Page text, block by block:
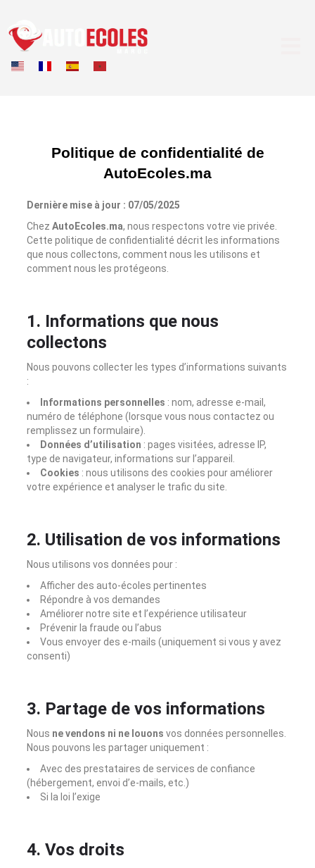
Politique de confidentialité de
AutoEcoles.ma
Dernière mise à jour : 07/05/2025
Chez AutoEcoles.ma, nous respectons votre vie privée.
Cette politique de confidentialité décrit les informations
que nous collectons, comment nous les utilisons et
comment nous les protégeons.
1. Informations que nous
collectons
Nous pouvons collecter les types d’informations suivants
:
Informations personnelles : nom, adresse e-mail,
numéro de téléphone (lorsque vous nous contactez ou
remplissez un formulaire).
Données d’utilisation : pages visitées, adresse IP,
type de navigateur, informations sur l’appareil.
Cookies : nous utilisons des cookies pour améliorer
votre expérience et analyser le trafic du site.
2. Utilisation de vos informations
Nous utilisons vos données pour :
Afficher des auto-écoles pertinentes
Répondre à vos demandes
Améliorer notre site et l’expérience utilisateur
Prévenir la fraude ou l’abus
Vous envoyer des e-mails (uniquement si vous y avez
consenti)
3. Partage de vos informations
Nous ne vendons ni ne louons vos données personnelles.
Nous pouvons les partager uniquement :
Avec des prestataires de services de confiance
(hébergement, envoi d’e-mails, etc.)
Si la loi l’exige
4. Vos droits